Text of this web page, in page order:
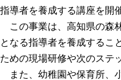
指導者を養成する講座を開
この事業は、高知県の森
となる指導者を養成するこ
ための現場研修や次のステ
また、幼稚園や保育所、